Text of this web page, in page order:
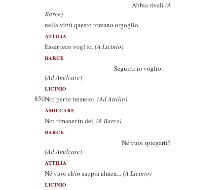
Abbia rivali (A
Barce)
nella virtù questo romano orgoglio.
ATTILIA
Esser teco vogl'io.(A Licinio)
BARCE
Seguirti io voglio.
(Ad Amilcare)
LICINIO
850No; per te tremerei.(Ad Attilia)
AMILCARE
No; rimaner tu dei.(A Barce)
BARCE
Né vuoi spiegarti?
(Ad Amilcare)
ATTILIA
Né vuoi ch'io sappia almen...(A Licinio)
LICINIO